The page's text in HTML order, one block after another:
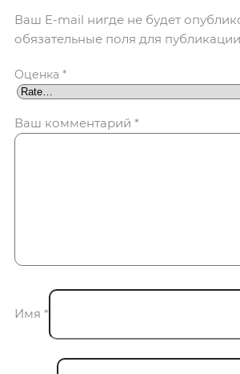
Ваш E-mail нигде не будет
обязательные поля для
Оценка *
Ваш комментарий *
Имя *